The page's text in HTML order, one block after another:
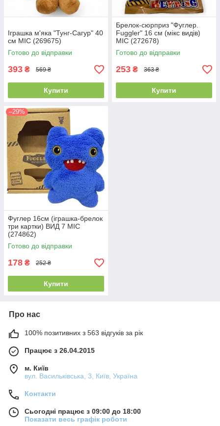
Іграшка м'яка "Тунг-Сагур" 40
см MIC (269675)
Готово до відправки
393 ₴ 569 ₴
Купити
Брелок-сюрприз "Фуглер.
Fuggler" 16 см (мікс видів)
MIC (272678)
Готово до відправки
253 ₴ 363 ₴
Купити
–29%
Фуглер 16см (іграшка-брелок
три картки) ВИД 7 MIC
(274862)
Готово до відправки
178 ₴ 252 ₴
Купити
Про нас
100% позитивних з 563 відгуків за рік
Працює з 26.04.2015
м. Київ
вул. Васильківська, 3, Київ, Україна
Контакти
Сьогодні працює з 09:00 до 18:00
Показати весь графік роботи